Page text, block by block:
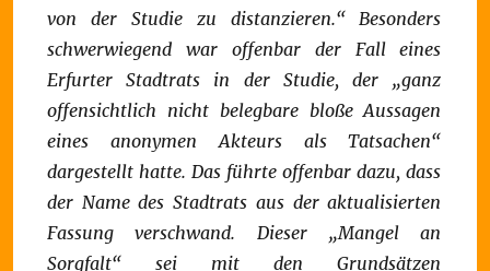
von der Studie zu distanzieren.“ Besonders
schwerwiegend war offenbar der Fall eines
Erfurter Stadtrats in der Studie, der „ganz
offensichtlich nicht belegbare bloße Aussagen
eines anonymen Akteurs als Tatsachen“
dargestellt hatte. Das führte offenbar dazu, dass
der Name des Stadtrats aus der aktualisierten
Fassung verschwand. Dieser „Mangel an
Sorgfalt“ sei mit den Grundsätzen